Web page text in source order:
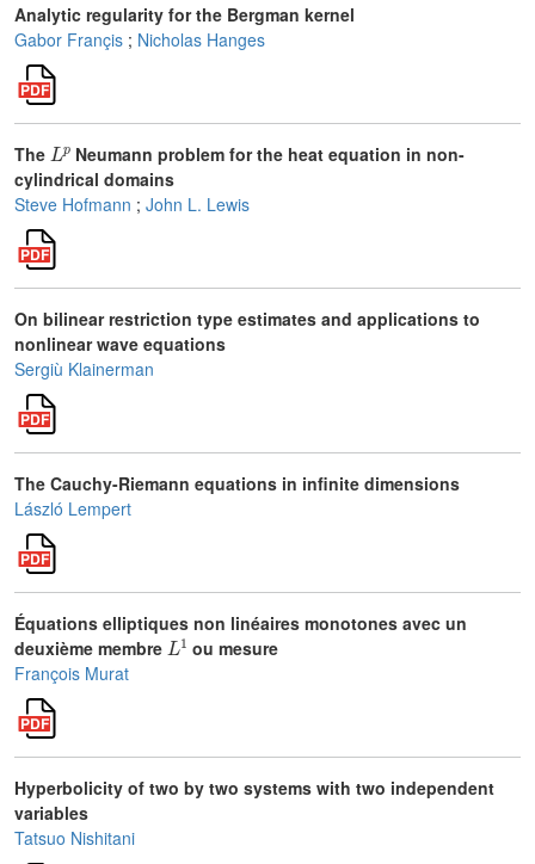
Analytic regularity for the Bergman kernel
Gabor Françis ; Nicholas Hanges
The Lp Neumann problem for the heat equation in non-
cylindrical domains
Steve Hofmann ; John L. Lewis
On bilinear restriction type estimates and applications to
nonlinear wave equations
Sergiù Klainerman
The Cauchy-Riemann equations in infinite dimensions
László Lempert
Équations elliptiques non linéaires monotones avec un
deuxième membre L1ou mesure
François Murat
Hyperbolicity of two by two systems with two independent
variables
Tatsuo Nishitani